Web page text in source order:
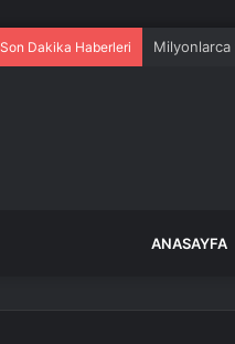
Son Dakika Haberleri Milyonlarca
ANASAYFA